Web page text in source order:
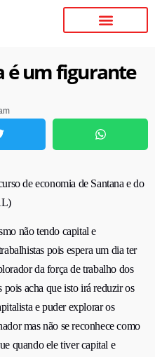
é um figurante
de economia de Santana e do
não tendo capital e
pois espera um dia ter
da força de trabalho dos
acha que isto irá reduzir os
e puder explorar os
mas não se reconhece como
quando ele tiver capital e